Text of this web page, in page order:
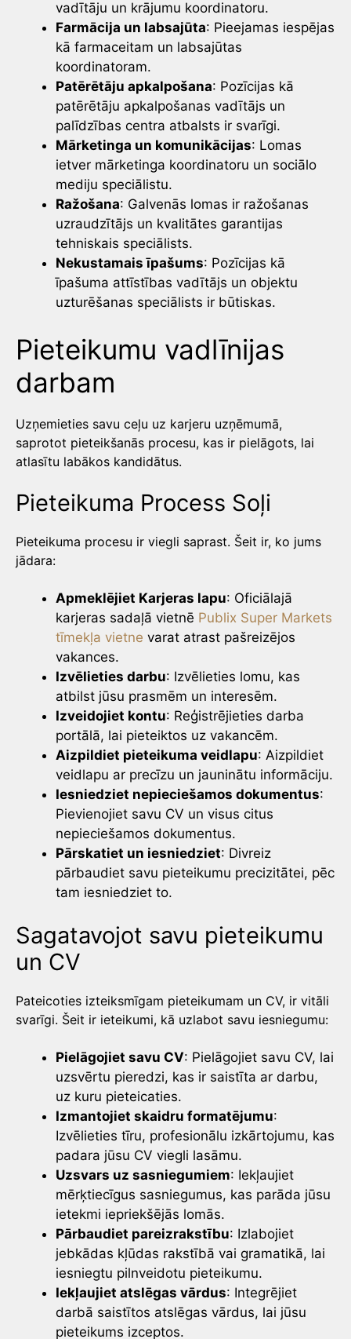
vadītāju un krājumu koordinatoru.
Farmācija un labsajūta: Pieejamas iespējas
kā farmaceitam un labsajūtas
koordinatoram.
Patērētāju apkalpošana: Pozīcijas kā
patērētāju apkalpošanas vadītājs un
palīdzības centra atbalsts ir svarīgi.
Mārketinga un komunikācijas: Lomas
ietver mārketinga koordinatoru un sociālo
mediju speciālistu.
Ražošana: Galvenās lomas ir ražošanas
uzraudzītājs un kvalitātes garantijas
tehniskais speciālists.
Nekustamais īpašums: Pozīcijas kā
īpašuma attīstības vadītājs un objektu
uzturēšanas speciālists ir būtiskas.
Pieteikumu vadlīnijas
darbam
Uzņemieties savu ceļu uz karjeru uzņēmumā,
saprotot pieteikšanās procesu, kas ir pielāgots, lai
atlasītu labākos kandidātus.
Pieteikuma Process Soļi
Pieteikuma procesu ir viegli saprast. Šeit ir, ko jums
jādara:
Apmeklējiet Karjeras lapu: Oficiālajā
karjeras sadaļā vietnē Publix Super Markets
tīmekļa vietne varat atrast pašreizējos
vakances.
Izvēlieties darbu: Izvēlieties lomu, kas
atbilst jūsu prasmēm un interesēm.
Izveidojiet kontu: Reģistrējieties darba
portālā, lai pieteiktos uz vakancēm.
Aizpildiet pieteikuma veidlapu: Aizpildiet
veidlapu ar precīzu un jauninātu informāciju.
Iesniedziet nepieciešamos dokumentus:
Pievienojiet savu CV un visus citus
nepieciešamos dokumentus.
Pārskatiet un iesniedziet: Divreiz
pārbaudiet savu pieteikumu precizitātei, pēc
tam iesniedziet to.
Sagatavojot savu pieteikumu
un CV
Pateicoties izteiksmīgam pieteikumam un CV, ir vitāli
svarīgi. Šeit ir ieteikumi, kā uzlabot savu iesniegumu:
Pielāgojiet savu CV: Pielāgojiet savu CV, lai
uzsvērtu pieredzi, kas ir saistīta ar darbu,
uz kuru pieteicaties.
Izmantojiet skaidru formatējumu:
Izvēlieties tīru, profesionālu izkārtojumu, kas
padara jūsu CV viegli lasāmu.
Uzsvars uz sasniegumiem: Iekļaujiet
mērķtiecīgus sasniegumus, kas parāda jūsu
ietekmi iepriekšējās lomās.
Pārbaudiet pareizrakstību: Izlabojiet
jebkādas kļūdas rakstībā vai gramatikā, lai
iesniegtu pilnveidotu pieteikumu.
Iekļaujiet atslēgas vārdus: Integrējiet
darbā saistītos atslēgas vārdus, lai jūsu
pieteikums izceptos.